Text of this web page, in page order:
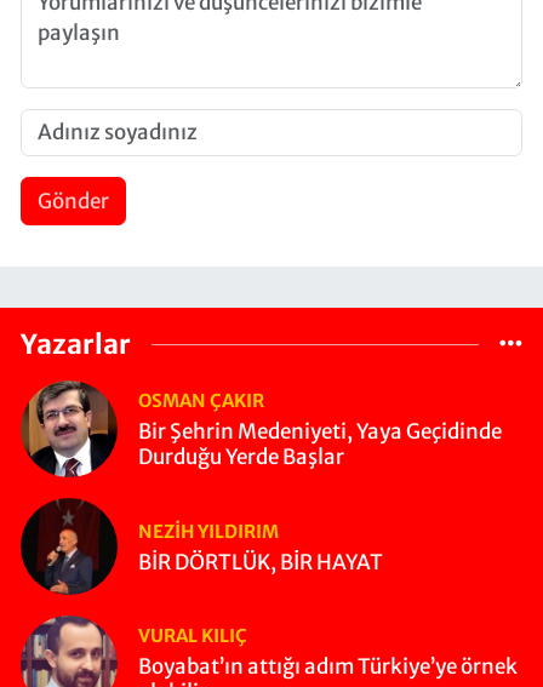
Gönder
Yazarlar
OSMAN ÇAKIR
Bir Şehrin Medeniyeti, Yaya Geçidinde
Durduğu Yerde Başlar
NEZIH YILDIRIM
BİR DÖRTLÜK, BİR HAYAT
VURAL KILIÇ
Boyabat’ın attığı adım Türkiye’ye örnek